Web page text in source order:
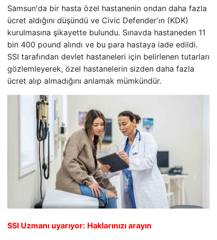
Samsun'da bir hasta özel hastanenin ondan daha fazla
ücret aldığını düşündü ve Civic Defender'ın (KDK)
kurulmasına şikayette bulundu. Sınavda hastaneden 11
bin 400 pound alındı ve bu para hastaya iade edildi.
SSI tarafından devlet hastaneleri için belirlenen tutarları
gözlemleyerek, özel hastanelerin sizden daha fazla
ücret alıp almadığını anlamak mümkündür.
SSI Uzmanı uyarıyor: Haklarınızı arayın